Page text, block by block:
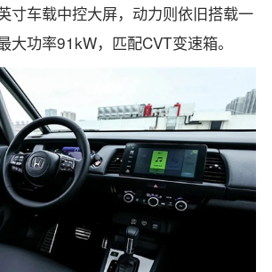
寸车载中控大屏，动力则依旧搭载一
大功率91kW，匹配CVT变速箱。